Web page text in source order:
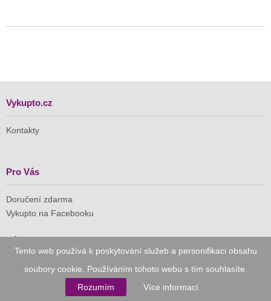
Tento web používá k poskytování služeb a personifikaci obsahu
soubory cookie. Používáním tohoto webu s tím souhlasíte.
Rozumím
Více informací
Vykupto.cz
Kontakty
Pro Vás
Doručení zdarma
Vykupto na Facebooku
Naše společnost je členem Asociace pro elektronickou
komerci (APEK)